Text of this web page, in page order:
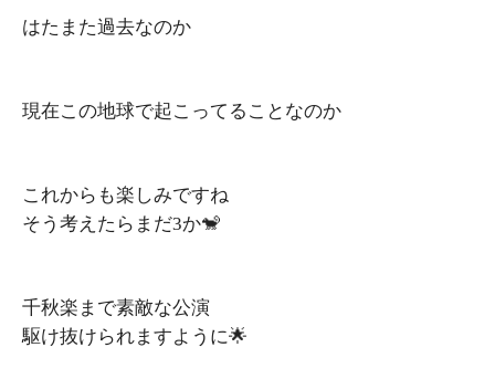
はたまた過去なのか
現在この地球で起こってることなのか
これからも楽しみですね
そう考えたらまだ3か🐒
千秋楽まで素敵な公演
駆け抜けられますように🌟